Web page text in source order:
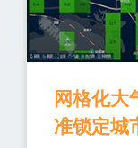
网格化大
准锁定城